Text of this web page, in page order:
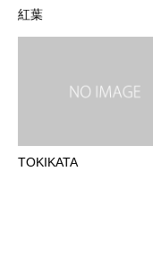
紅葉
TOKIKATA